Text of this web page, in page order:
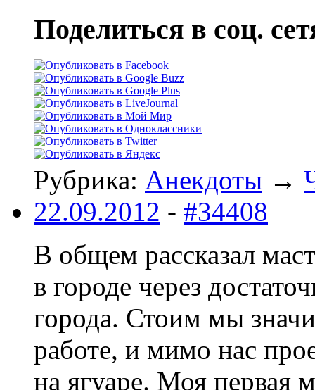
Поделиться в соц.
Рубрика: Анекдоты →
22.09.2012 - #34408
В общем рассказал
в городе через
города. Стоим мы
работе, и мимо нас
на ягуаре. Моя первая